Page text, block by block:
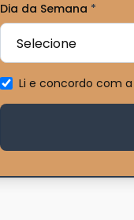
Dia da Semana *
Li e concordo com a